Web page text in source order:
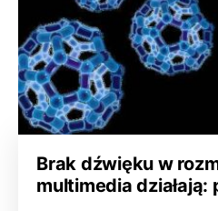
Brak dźwięku w
multimedia